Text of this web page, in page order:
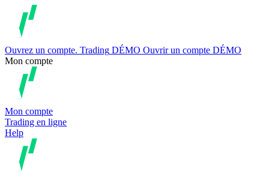
Ouvrez un compte. Trading DÉMO Ouvrir un compte DÉMO
Mon compte
Mon compte
Trading en ligne
Help